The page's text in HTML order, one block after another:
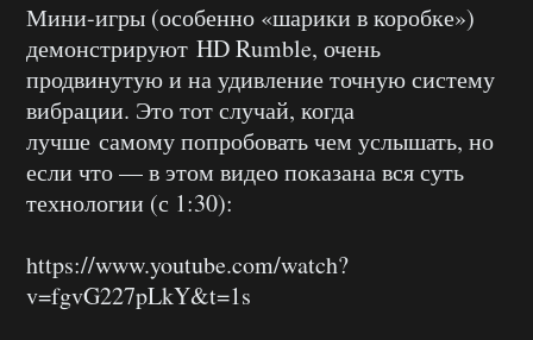
Мини-игры (особенно «шарики в коробке»)
демонстрируют HD Rumble, очень
продвинутую и на удивление точную систему
вибрации. Это тот случай, когда
лучше самому попробовать чем услышать, но
если что — в этом видео показана вся суть
технологии (с 1:30):
https://www.youtube.com/watch?
v=fgvG227pLkY&t=1s